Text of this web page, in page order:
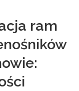
ram